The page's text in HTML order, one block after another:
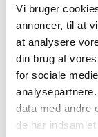
Vi bruger
annoncer, til at
at analysere
din brug af
for sociale
data med andre
de har
Vi